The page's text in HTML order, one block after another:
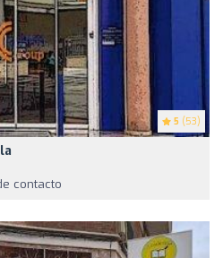
5 (53)
contacto